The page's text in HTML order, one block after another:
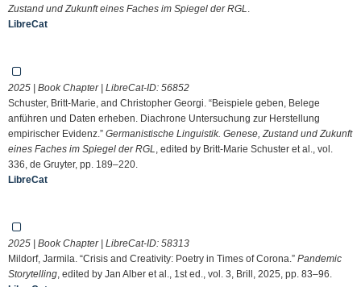
Zustand und Zukunft eines Faches im Spiegel der RGL
LibreCat
2025 | Book Chapter | LibreCat-ID: 56852
Schuster, Britt-Marie, and Christopher Georgi. “Beispiele geben, Belege
anführen und Daten erheben. Diachrone Untersuchung zur Herstellung
empirischer Evidenz.” Germanistische Linguistik. Genese, Zustand und Zukunft
eines Faches im Spiegel der RGL
, edited by Britt-Marie Schuster et al., vol.
336, de Gruyter, pp. 189–220.
LibreCat
2025 | Book Chapter | LibreCat-ID: 58313
Mildorf, Jarmila. “Crisis and Creativity: Poetry in Times of Corona.” Pandemic
Storytelling , edited by Jan Alber et al., 1st ed., vol. 3, Brill, 2025, pp. 83–96.